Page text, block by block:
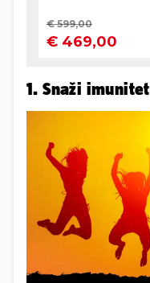
1. Snaži imunitet